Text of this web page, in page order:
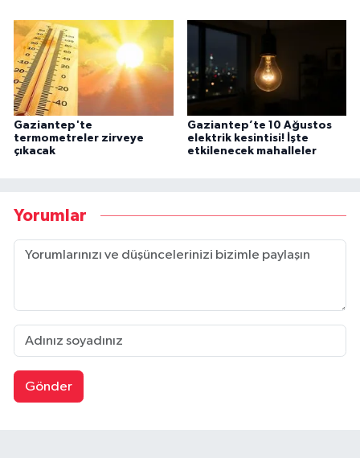
Gaziantep'te
termometreler zirveye
çıkacak
Gaziantep’te 10 Ağustos
elektrik kesintisi! İşte
etkilenecek mahalleler
Yorumlar
Gönder